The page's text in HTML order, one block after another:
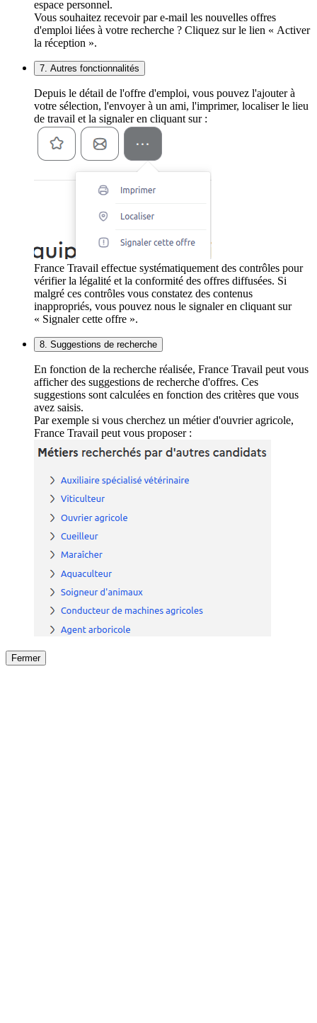
espace personnel.
Vous souhaitez recevoir par e-mail les nouvelles offres
d'emploi liées à votre recherche ? Cliquez sur le lien « Activer
la réception ».
7. Autres fonctionnalités
Depuis le détail de l'offre d'emploi, vous pouvez l'ajouter à
votre sélection, l'envoyer à un ami, l'imprimer, localiser le lieu
de travail et la signaler en cliquant sur :
France Travail effectue systématiquement des contrôles pour
vérifier la légalité et la conformité des offres diffusées. Si
malgré ces contrôles vous constatez des contenus
inappropriés, vous pouvez nous le signaler en cliquant sur
« Signaler cette offre ».
8. Suggestions de recherche
En fonction de la recherche réalisée, France Travail peut vous
afficher des suggestions de recherche d'offres. Ces
suggestions sont calculées en fonction des critères que vous
avez saisis.
Par exemple si vous cherchez un métier d'ouvrier agricole,
France Travail peut vous proposer :
Fermer